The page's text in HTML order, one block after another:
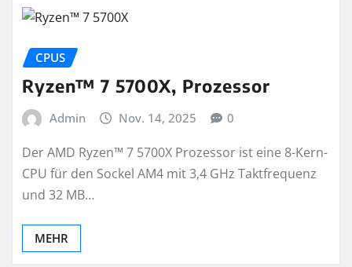
CPUS
Ryzen™ 7 5700X, Prozessor
Admin Nov. 14, 2025 0
Der AMD Ryzen™ 7 5700X Prozessor ist eine 8-Kern-
CPU für den Sockel AM4 mit 3,4 GHz Taktfrequenz
und 32 MB…
MEHR